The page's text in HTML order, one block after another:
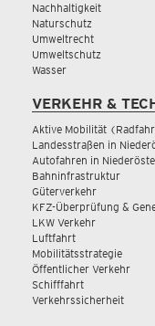
Nachhaltigkeit
Naturschutz
Umweltrecht
Umweltschutz
Wasser
VERKEHR &
Aktive Mobilität
Landesstraßen in
Autofahren in
Bahninfrastruktur
Güterverkehr
KFZ-Überprüfung &
LKW Verkehr
Luftfahrt
Mobilitätsstrategie
Öffentlicher Verkehr
Schifffahrt
Verkehrssicherheit